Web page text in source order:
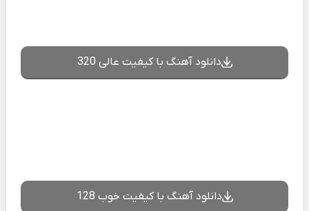
دانلود آهنگ با کیفیت عالی 320
دانلود آهنگ با کیفیت خوب 128